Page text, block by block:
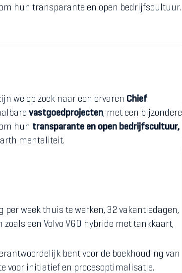
hun transparante en open bedrijfscultuur.
we op zoek naar een ervaren Chief
vastgoedprojecten, met een bijzondere
hun transparante en open bedrijfscultuur,
mentaliteit.
per week thuis te werken, 32 vakantiedagen,
een Volvo V60 hybride met tankkaart,
bent voor de boekhouding van
voor initiatief en procesoptimalisatie.